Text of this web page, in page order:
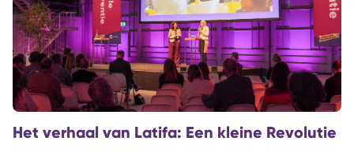
het werkcentrum, ondersteund door een netwerk
van onderwijsinstellingen. Daardoor worden
scholingsvragen sneller gesteld én opgelost.
Het verhaal van Latifa: Een kleine Revolutie